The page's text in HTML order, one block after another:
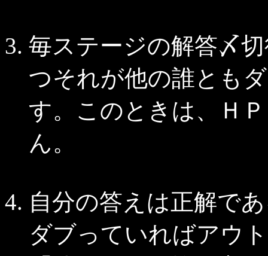
毎ステージの解答〆
つそれが他の誰とも
す。このときは、Ｈ
ん。
自分の答えは正解で
ダブっていればアウ